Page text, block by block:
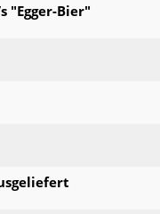
"Egger-Bier"